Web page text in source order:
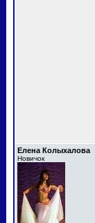
Елена Колыхалова
Новичок